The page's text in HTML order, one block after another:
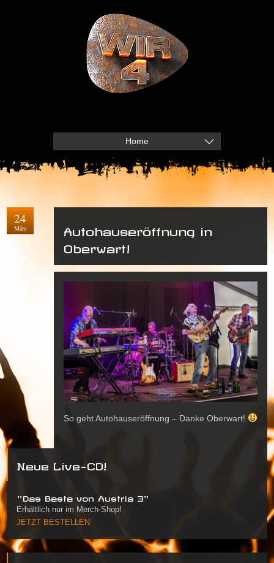
Home
24
März
Autohauseröffnung in
Oberwart!
So geht Autohauseröffnung – Danke Oberwart!
Neue Live-CD!
"Das Beste von Austria 3"
Erhältlich nur im Merch-Shop!
JETZT BESTELLEN